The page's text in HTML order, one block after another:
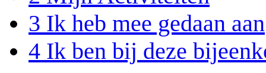
3 Ik heb mee gedaan aan
4 Ik ben bij deze